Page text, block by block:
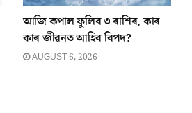
আজি কপাল ফুলিব ৩ ৰাশিৰ, কাৰ
কাৰ জীৱনত আহিব বিপদ?
AUGUST 6, 2026